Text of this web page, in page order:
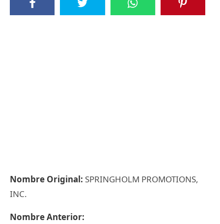
Nombre Original: SPRINGHOLM PROMOTIONS,
INC.
Nombre Anterior: